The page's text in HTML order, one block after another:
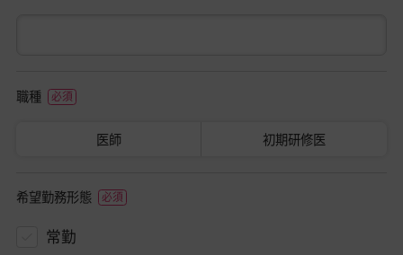
職種
医師 初期研修医
希望勤務形態
常勤